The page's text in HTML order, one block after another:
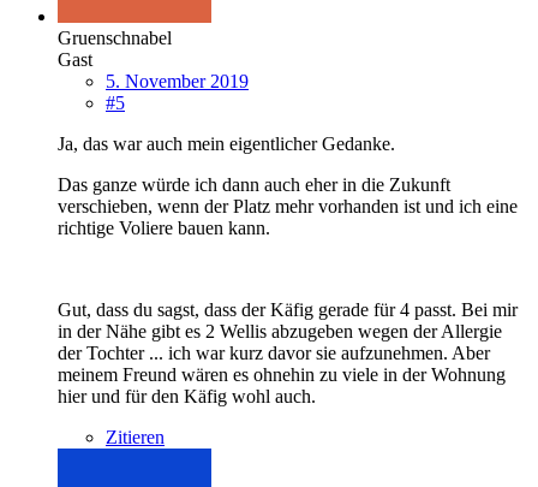
Gruenschnabel
Gast
5. November 2019
#5
Ja, das war auch mein eigentlicher Gedanke.
Das ganze würde ich dann auch eher in die Zukunft
verschieben, wenn der Platz mehr vorhanden ist und ich eine
richtige Voliere bauen kann.
Gut, dass du sagst, dass der Käfig gerade für 4 passt. Bei mir
in der Nähe gibt es 2 Wellis abzugeben wegen der Allergie
der Tochter ... ich war kurz davor sie aufzunehmen. Aber
meinem Freund wären es ohnehin zu viele in der Wohnung
hier und für den Käfig wohl auch.
Zitieren